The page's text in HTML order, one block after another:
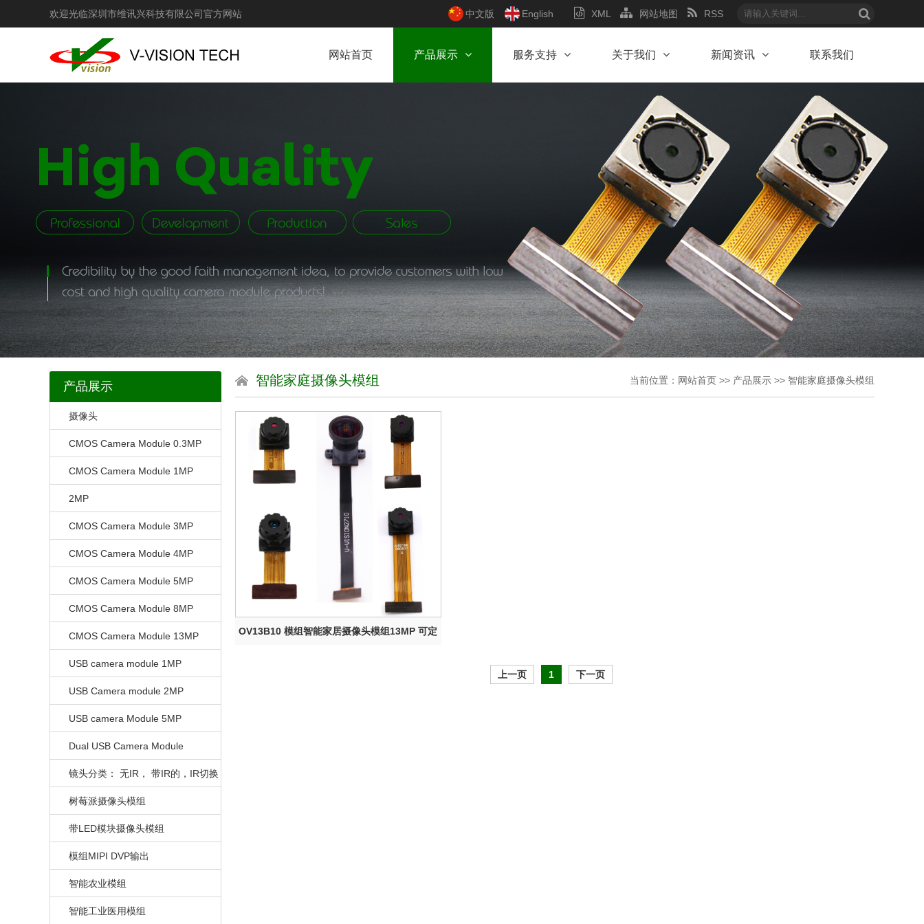
欢迎光临深圳市维讯兴科技有限公司官方网站 中文版 English XML 网站地图 RSS
网站首页 产品展示 服务支持 关于我们 新闻资讯 联系我们
产品展示
摄像头
CMOS Camera Module 0.3MP
CMOS Camera Module 1MP
2MP
CMOS Camera Module 3MP
CMOS Camera Module 4MP
CMOS Camera Module 5MP
CMOS Camera Module 8MP
CMOS Camera Module 13MP
USB camera module 1MP
USB Camera module 2MP
USB camera Module 5MP
Dual USB Camera Module
镜头分类： 无IR， 带IR的，IR切换
树莓派摄像头模组
带LED模块摄像头模组
模组MIPI DVP输出
智能农业模组
智能工业医用模组
当前位置： 网站首页 >> 产品展示 >> 智能家庭摄像头模组
智能家庭摄像头模组
OV13B10 模组智能家居摄像头模组13MP 可定
上一页
1 下一页